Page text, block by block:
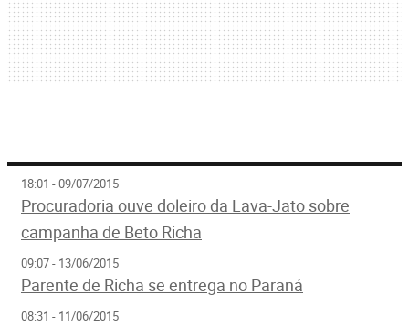
18:01 - 09/07/2015
Procuradoria ouve doleiro da Lava-Jato sobre
campanha de Beto Richa
09:07 - 13/06/2015
Parente de Richa se entrega no Paraná
08:31 - 11/06/2015